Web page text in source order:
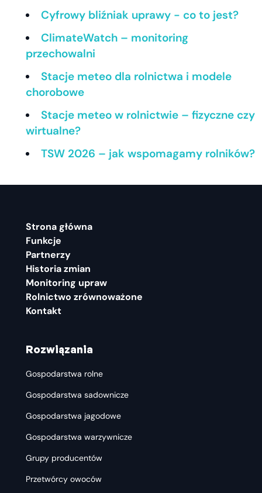
Cyfrowy bliźniak uprawy - co to jest?
ClimateWatch – monitoring
przechowalni
Stacje meteo dla rolnictwa i modele
chorobowe
Stacje meteo w rolnictwie – fizyczne czy
wirtualne?
TSW 2026 – jak wspomagamy rolników?
Strona główna
Funkcje
Partnerzy
Historia zmian
Monitoring upraw
Rolnictwo zrównoważone
Kontakt
Rozwiązania
Gospodarstwa rolne
Gospodarstwa sadownicze
Gospodarstwa jagodowe
Gospodarstwa warzywnicze
Grupy producentów
Przetwórcy owoców